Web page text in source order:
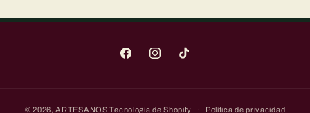
FacebookInstagramTikTok
© 2026,ARTESANOS Tecnología de Shopify Política de privacidad